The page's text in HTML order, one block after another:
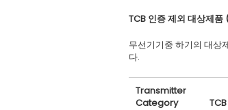
TCB 인증 제외 대상제
무선기기중 하기의 대상
다.
Transmitter
Category